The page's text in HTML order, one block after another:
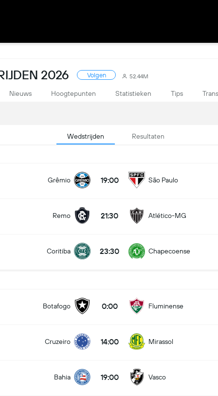
2026 Volgen 52.44M
Nieuws Hoogtepunten Statistieken Tips
Wedstrijden Resultaten
Grêmio 19:00 São Paulo
Remo 21:30 Atlético-MG
Coritiba 23:30 Chapecoense
Botafogo 0:00 Fluminense
Cruzeiro 14:00 Mirassol
Bahia 19:00 Vasco